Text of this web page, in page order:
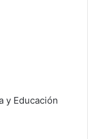
Educación